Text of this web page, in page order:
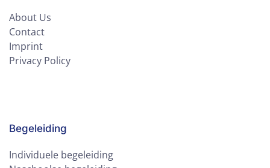
About Us
Contact
Imprint
Privacy Policy
Begeleiding
Individuele begeleiding